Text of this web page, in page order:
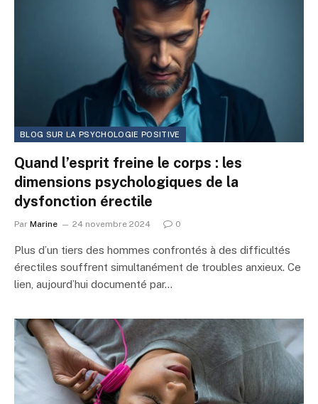
BLOG SUR LA PSYCHOLOGIE POSITIVE
Quand l’esprit freine le corps : les
dimensions psychologiques de la
dysfonction érectile
Par Marine 24 novembre 2024 0
Plus d’un tiers des hommes confrontés à des difficultés
érectiles souffrent simultanément de troubles anxieux. Ce
lien, aujourd’hui documenté par…